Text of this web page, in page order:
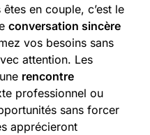
en couple, c’est le
conversation sincère
vos besoins sans
attention. Les
rencontre
professionnel ou
sans forcer
apprécieront